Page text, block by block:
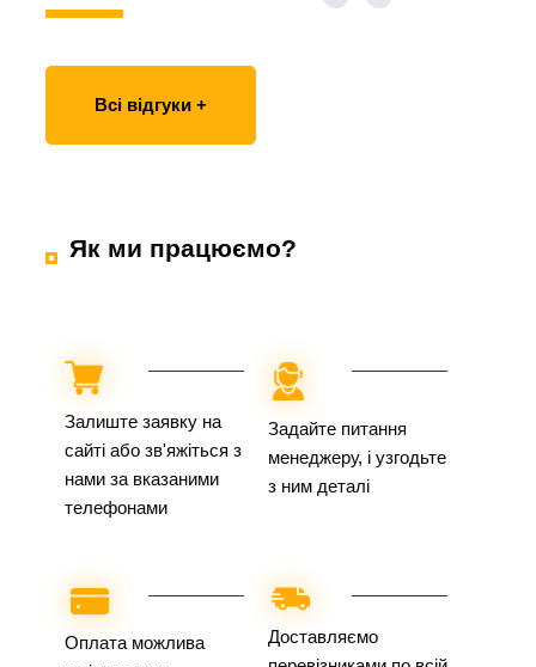
Всі відгуки +
Як ми працюємо?
Залиште заявку на
сайті або зв'яжіться з
нами за вказаними
телефонами
Задайте питання
менеджеру, і узгодьте
з ним деталі
Оплата можлива
Доставляємо